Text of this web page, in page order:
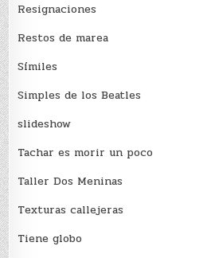
Resignaciones
Restos de marea
Sí­miles
Simples de los Beatles
slideshow
Tachar es morir un poco
Taller Dos Meninas
Texturas callejeras
Tiene globo